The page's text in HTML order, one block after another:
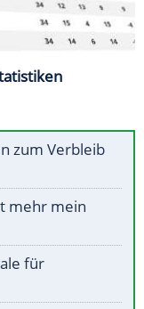
zum Verbleib
mehr mein
für